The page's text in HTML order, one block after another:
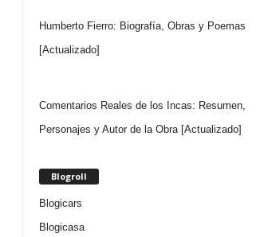
Humberto Fierro: Biografía, Obras y Poemas
[Actualizado]
Comentarios Reales de los Incas: Resumen,
Personajes y Autor de la Obra [Actualizado]
Blogroll
Blogicars
Blogicasa